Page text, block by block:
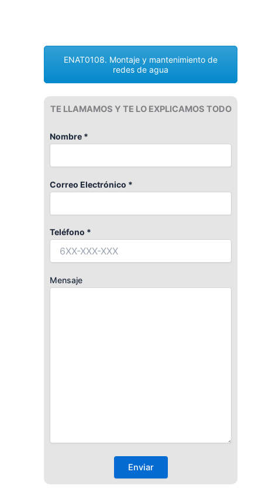
ENAT0108. Montaje y mantenimiento de
redes de agua
TE LLAMAMOS Y TE LO EXPLICAMOS TODO
Nombre *
Correo Electrónico *
Teléfono *
Mensaje